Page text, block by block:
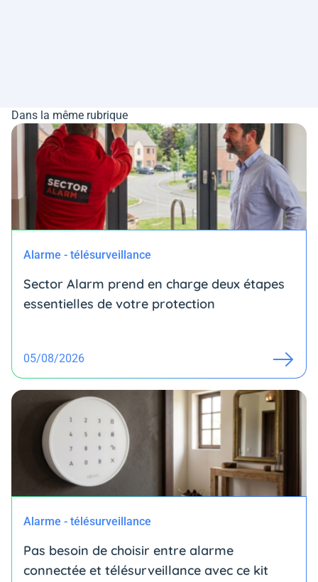
Dans la même rubrique
Alarme - télésurveillance
Sector Alarm prend en charge deux étapes
essentielles de votre protection
05/08/2026
Alarme - télésurveillance
Pas besoin de choisir entre alarme
connectée et télésurveillance avec ce kit